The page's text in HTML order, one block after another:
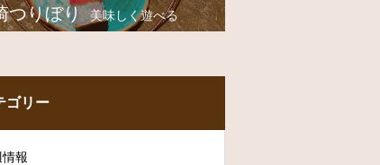
つりぼり 美味しく遊べる
ゴリー
情報